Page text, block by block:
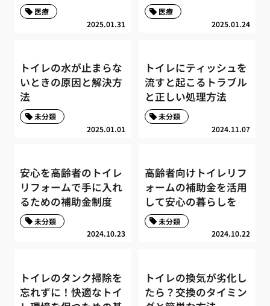
2025.01.31
医療
2025.01.24
医療
トイレの水が止まらな
いときの原因と解決方
法
2025.01.01
未分類
トイレにティッシュを
流すと起こるトラブル
と正しい処理方法
2024.11.07
未分類
安心を高齢者のトイレ
リフォームで手に入れ
るための補助金制度
2024.10.23
未分類
高齢者向けトイレリフ
ォームの補助金を活用
して安心の暮らしを
2024.10.22
未分類
トイレのタンク掃除を
忘れずに！快適なトイ
トイレの換気が劣化し
たら？交換のタイミン